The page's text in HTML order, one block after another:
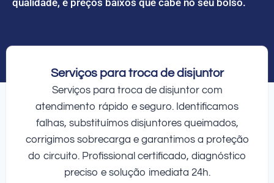
Serviços para troca de disjuntor
Serviços para troca de disjuntor com
atendimento rápido e seguro. Identificamos
falhas, substituímos disjuntores queimados,
corrigimos sobrecarga e garantimos a proteção
do circuito. Profissional certificado, diagnóstico
preciso e solução imediata 24h.